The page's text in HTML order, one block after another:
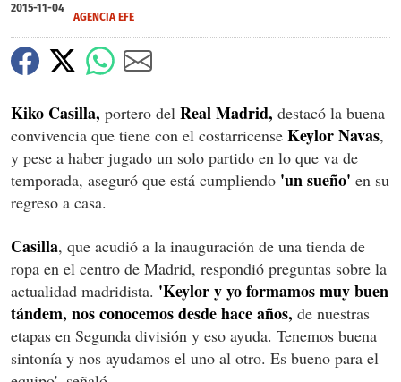
2015-11-04
AGENCIA EFE
Kiko Casilla, portero del Real Madrid, destacó la buena
convivencia que tiene con el costarricense Keylor Navas,
y pese a haber jugado un solo partido en lo que va de
temporada, aseguró que está cumpliendo 'un sueño' en su
regreso a casa.
Casilla, que acudió a la inauguración de una tienda de
ropa en el centro de Madrid, respondió preguntas sobre la
actualidad madridista. 'Keylor y yo formamos muy buen
tándem, nos conocemos desde hace años, de nuestras
etapas en Segunda división y eso ayuda. Tenemos buena
sintonía y nos ayudamos el uno al otro. Es bueno para el